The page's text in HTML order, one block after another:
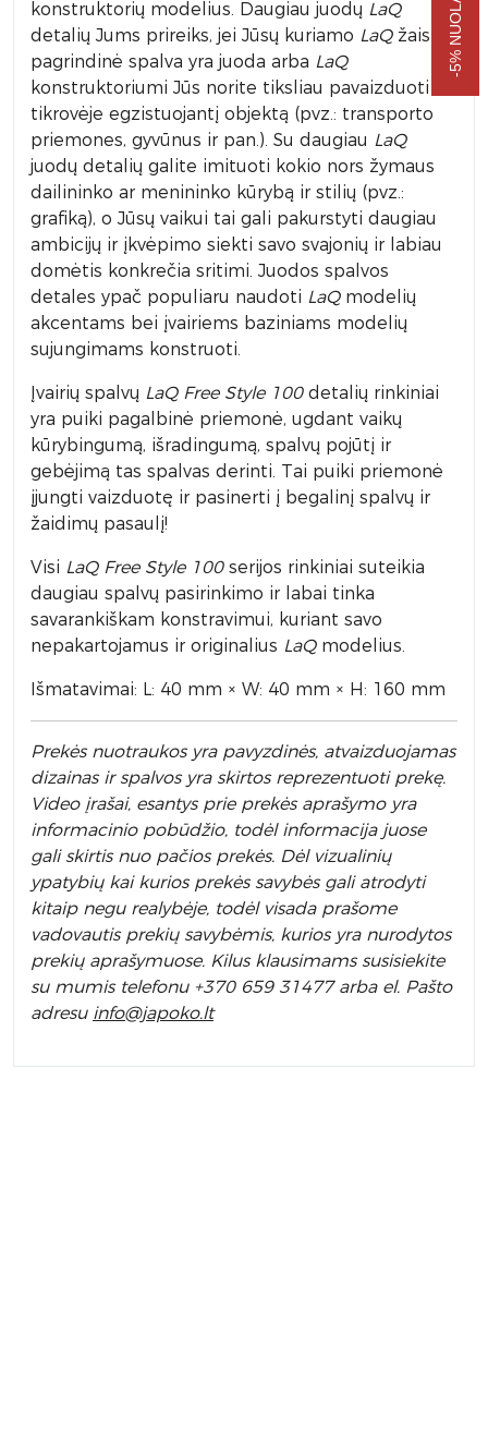
konstruktorių modelius. Daugiau juodų LaQ
detalių Jums prireiks, jei Jūsų kuriamo LaQžaislo
pagrindinė spalva yra juoda arba LaQ
konstruktoriumi Jūs norite tiksliau pavaizduoti
tikrovėje egzistuojantį objektą (pvz.: transporto
priemones, gyvūnus ir pan.). Su daugiau LaQ
juodų detalių galite imituoti kokio nors žymaus
dailininko ar menininko kūrybą ir stilių (pvz.:
grafiką), o Jūsų vaikui tai gali pakurstyti daugiau
ambicijų ir įkvėpimo siekti savo svajonių ir labiau
domėtis konkrečia sritimi. Juodos spalvos
detales ypač populiaru naudoti LaQmodelių
akcentams bei įvairiems baziniams modelių
sujungimams konstruoti.
Įvairių spalvų LaQ Free Style 100detalių rinkiniai
yra puiki pagalbinė priemonė, ugdant vaikų
kūrybingumą, išradingumą, spalvų pojūtį ir
gebėjimą tas spalvas derinti. Tai puiki priemonė
įjungti vaizduotę ir pasinerti į begalinį spalvų ir
žaidimų pasaulį!
Visi LaQ Free Style 100serijos rinkiniai suteikia
daugiau spalvų pasirinkimo ir labai tinka
savarankiškam konstravimui, kuriant savo
nepakartojamus ir originalius LaQmodelius.
Išmatavimai: L: 40 mm × W: 40 mm × H: 160 mm
Prekės nuotraukos yra pavyzdinės, atvaizduojamas
dizainas ir spalvos yra skirtos reprezentuoti prekę.
Video įrašai, esantys prie prekės aprašymo yra
informacinio pobūdžio, todėl informacija juose
gali skirtis nuo pačios prekės. Dėl vizualinių
ypatybių kai kurios prekės savybės gali atrodyti
kitaip negu realybėje, todėl visada prašome
vadovautis prekių savybėmis, kurios yra nurodytos
prekių aprašymuose. Kilus klausimams susisiekite
su mumis telefonu +370 659 31477 arba el. Pašto
adresu info@japoko.lt